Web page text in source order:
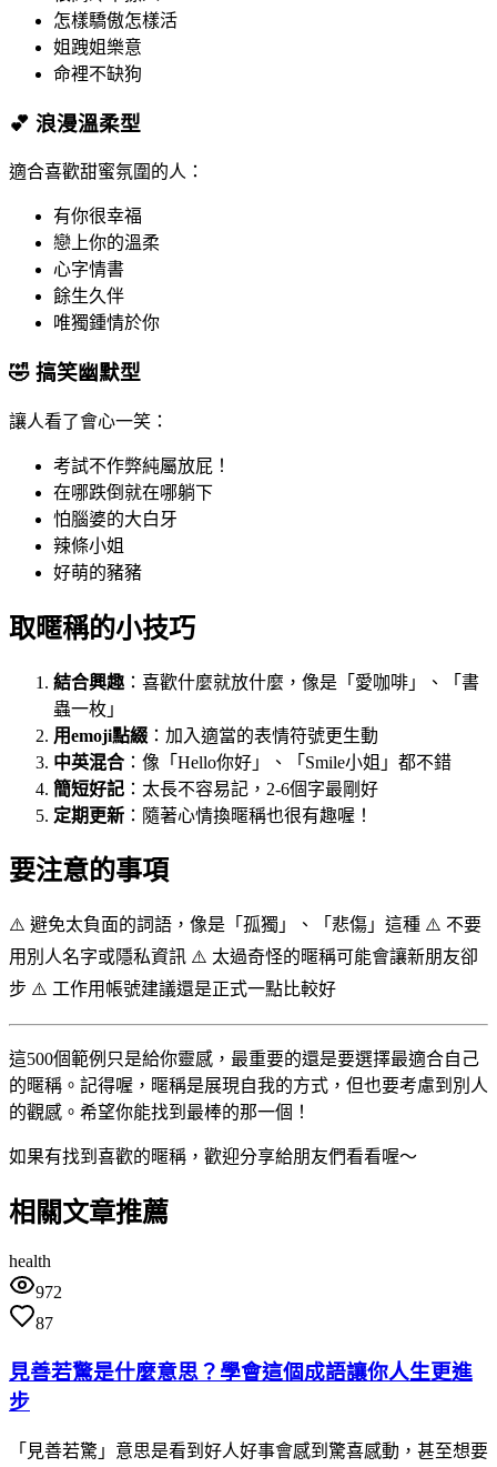
怎樣驕傲怎樣活
姐跩姐樂意
命裡不缺狗
💕 浪漫溫柔型
適合喜歡甜蜜氛圍的人：
有你很幸福
戀上你的溫柔
心字情書
餘生久伴
唯獨鍾情於你
🤣 搞笑幽默型
讓人看了會心一笑：
考試不作弊純屬放屁！
在哪跌倒就在哪躺下
怕腦婆的大白牙
辣條小姐
好萌的豬豬
取暱稱的小技巧
結合興趣 ：喜歡什麼就放什麼，像是「愛咖啡」、「書
蟲一枚」
用emoji點綴 ：加入適當的表情符號更生動
中英混合 ：像「Hello你好」、「Smile小姐」都不錯
簡短好記 ：太長不容易記，2-6個字最剛好
定期更新 ：隨著心情換暱稱也很有趣喔！
要注意的事項
⚠️ 避免太負面的詞語，像是「孤獨」、「悲傷」這種 ⚠️ 不要
用別人名字或隱私資訊 ⚠️ 太過奇怪的暱稱可能會讓新朋友卻
步 ⚠️ 工作用帳號建議還是正式一點比較好
這500個範例只是給你靈感，最重要的還是要選擇最適合自己
的暱稱。記得喔，暱稱是展現自我的方式，但也要考慮到別人
的觀感。希望你能找到最棒的那一個！
如果有找到喜歡的暱稱，歡迎分享給朋友們看看喔～
相關文章推薦
health
972
87
見善若驚是什麼意思？學會這個成語讓你人生更進
步
「見善若驚」意思是看到好人好事會感到驚喜感動，甚至想要